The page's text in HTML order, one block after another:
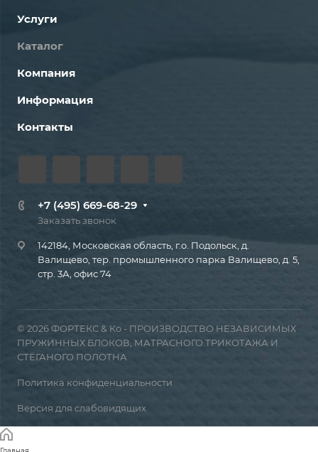
Услуги
Каталог
Компания
Информация
Контакты
+7 (495) 669-68-29
Заказать звонок
142184, Московская область, г.о. Подольск, д.
Валищево, тер. промышленного парка Валищево, д. 5,
стр. 3А, офис 74
© 2026 ФОРТЕКС & Ко - ПРОИЗВОДСТВО НЕЗАВИСИМЫХ
ПРУЖИННЫХ БЛОКОВ, МАТРАСНОГО ТРИКОТАЖА И
СТЁГАНОГО ПОЛОТНА
Политика конфиденциальности
Версия для слабовидящих